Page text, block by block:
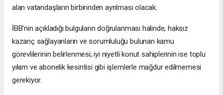
alan vatandaşların birbirinden ayrılması olacak.
İBB’nin açıkladığı bulguların doğrulanması halinde, haksız
kazanç sağlayanların ve sorumluluğu bulunan kamu
görevlilerinin belirlenmesi; iyi niyetli konut sahiplerinin ise toplu
yıkım ve abonelik kesintisi gibi işlemlerle mağdur edilmemesi
gerekiyor.